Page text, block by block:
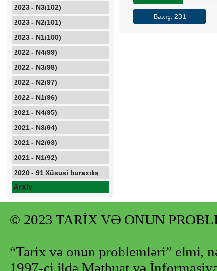
2023 - N3(102)
2023 - N2(101)
2023 - N1(100)
2022 - N4(99)
2022 - N3(98)
2022 - N2(97)
2022 - N1(96)
2021 - N4(95)
2021 - N3(94)
2021 - N2(93)
2021 - N1(92)
2020 - 91 Xüsusi buraxılış
Arxiv
Baxış: 231
© 2023 TARİX VƏ ONUN
“Tarix və onun problemləri” elmi,
1997-ci ildə Mətbuat və